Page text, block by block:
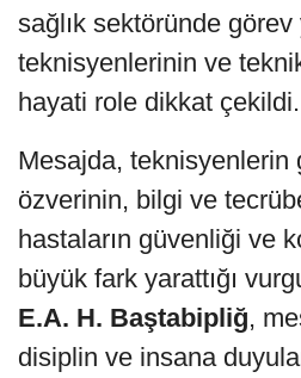
sağlık sektöründe
teknisyenlerinin ve
hayati role dikkat çekildi.
Mesajda, teknisyenlerin
özverinin, bilgi ve
hastaların güvenliği ve
büyük fark yarattığı
E.A. H. Baştabipliğ,
disiplin ve insana